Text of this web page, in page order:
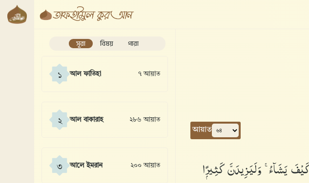
সূরা বিষয় পারা
১ আল ফাতিহা ৭ আয়াত
২ আল বাকারাহ ২৮৬ আয়াত
৩ আলে ইমরান ২০০ আয়াত
আয়াত
يَشَآءُ ۚ وَلَيَزِيدَنَّ كَثِيرًۭا